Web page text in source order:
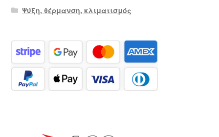
Ψύξη, θέρμανση, κλιματισμός